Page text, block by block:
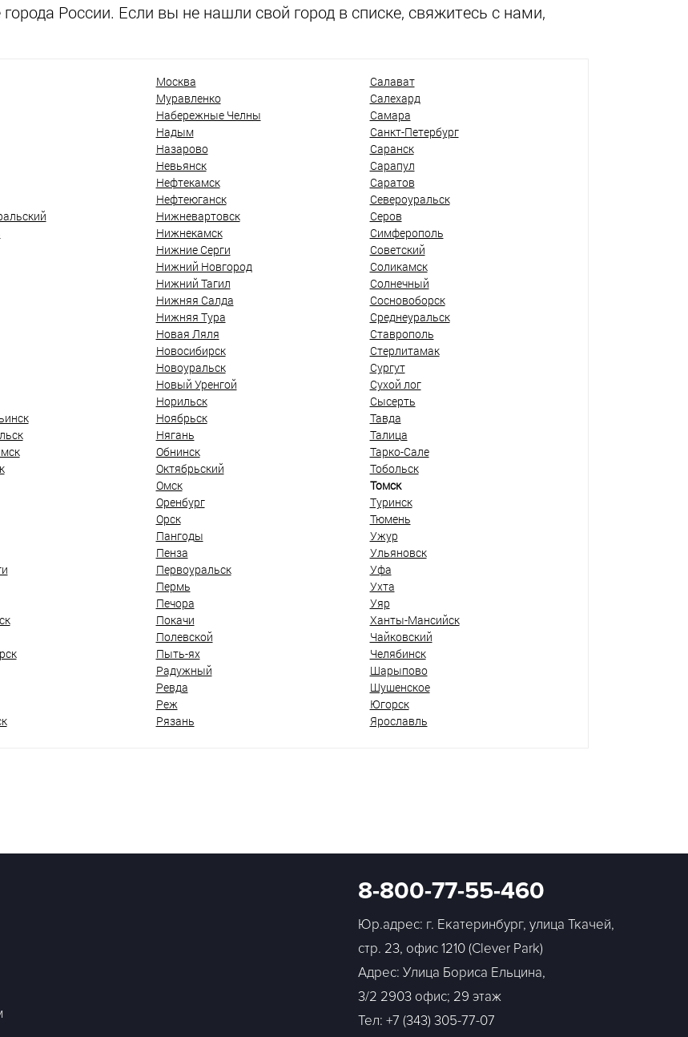
России. Если вы не нашли свой город в списке, свяжитесь с нами,
Москва
Муравленко
Набережные Челны
Надым
Назарово
Невьянск
Нефтекамск
Нефтеюганск
Нижневартовск
Нижнекамск
Нижние Серги
Нижний Новгород
Нижний Тагил
Нижняя Салда
Нижняя Тура
Новая Ляля
Новосибирск
Новоуральск
Новый Уренгой
Норильск
Ноябрьск
Нягань
Обнинск
Октябрьский
Омск
Оренбург
Орск
Пангоды
Пенза
Первоуральск
Пермь
Печора
Покачи
Полевской
Пыть-ях
Радужный
Ревда
Реж
Рязань
Салават
Салехард
Самара
Санкт-Петербург
Саранск
Сарапул
Саратов
Североуральск
Серов
Симферополь
Советский
Соликамск
Солнечный
Сосновоборск
Среднеуральск
Ставрополь
Стерлитамак
Сургут
Сухой лог
Сысерть
Тавда
Талица
Тарко-Сале
Тобольск
Томск
Туринск
Тюмень
Ужур
Ульяновск
Уфа
Ухта
Уяр
Ханты-Мансийск
Чайковский
Челябинск
Шарыпово
Шушенское
Югорск
Ярославль
8-800-77-55-460
Юр.адрес: г. Екатеринбург, улица Ткачей,
стр. 23, офис 1210 (Clever Park)
Адрес: Улица Бориса Ельцина,
3/2 2903 офис; 29 этаж
Тел: +7 (343) 305-77-07